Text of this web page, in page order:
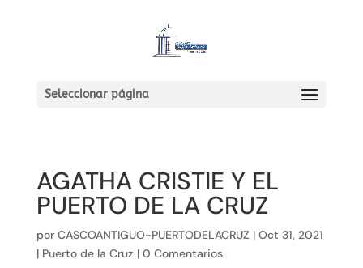
Seleccionar página
AGATHA CRISTIE Y EL
PUERTO DE LA CRUZ
por CASCOANTIGUO-PUERTODELACRUZ | Oct 31, 2021
| Puerto de la Cruz | 0 Comentarios